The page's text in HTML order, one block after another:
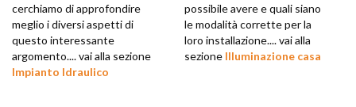
cerchiamo di approfondire
meglio i diversi aspetti di
questo interessante
argomento.... vai alla sezione
Impianto Idraulico
possibile avere e quali siano
le modalità corrette per la
loro installazione.... vai alla
sezione Illuminazione casa